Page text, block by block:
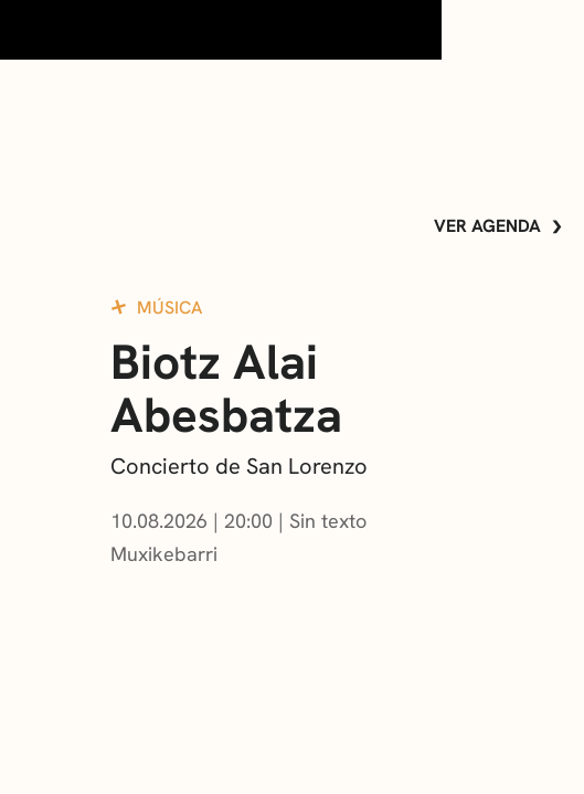
VER AGENDA
MÚSICA
Biotz Alai
Abesbatza
Concierto de San Lorenzo
10.08.2026 | 20:00
Sin texto
Muxikebarri